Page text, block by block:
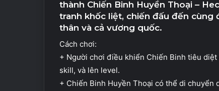
thành Chiến Binh Huyền Thoại –
tranh khốc liệt, chiến đấu đến
thân và cả vương quốc.
Cách chơi:
+ Người chơi điều khiển Chiến Binh tiêu
skill, và lên level.
+ Chiến Binh Huyền Thoại có thể di chuyển